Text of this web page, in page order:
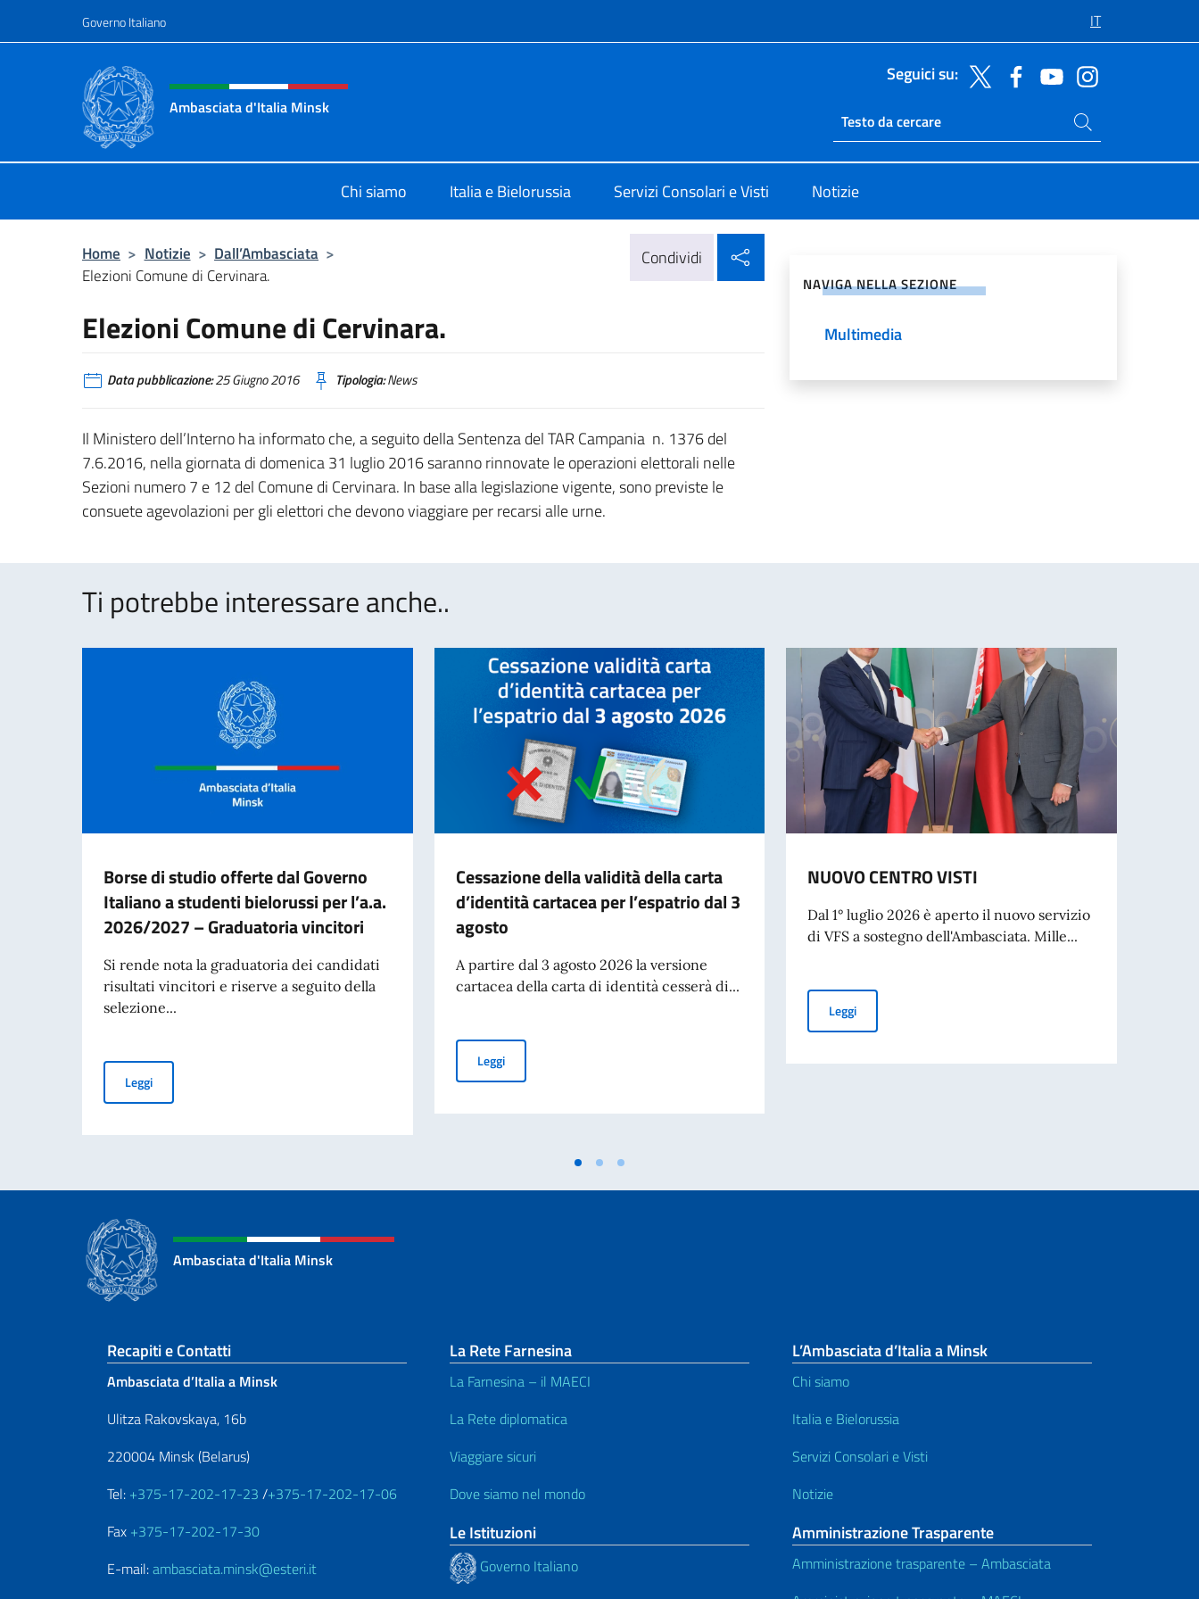
Governo Italiano IT
Intestazione sito, social e menù
Ambasciata d'Italia Minsk
Seguici su:
Ricerca sito live
Cerca nel sito
Chi siamo Italia e Bielorussia Servizi Consolari e Visti Notizie
Home > Notizie > Dall’Ambasciata >
Elezioni Comune di Cervinara.
Condividi
Elezioni Comune di Cervinara.
Data pubblicazione:25 Giugno 2016 Tipologia:News
Il Ministero dell’Interno ha informato che, a seguito della Sentenza del TAR Campania n. 1376 del
7.6.2016, nella giornata di domenica 31 luglio 2016 saranno rinnovate le operazioni elettorali nelle
Sezioni numero 7 e 12 del Comune di Cervinara. In base alla legislazione vigente, sono previste le
consuete agevolazioni per gli elettori che devono viaggiare per recarsi alle urne.
NAVIGA NELLA SEZIONE
Multimedia
Ti potrebbe interessare anche..
Borse di studio offerte dal Governo
Italiano a studenti bielorussi per l’a.a.
2026/2027 – Graduatoria vincitori
Si rende nota la graduatoria dei candidati
risultati vincitori e riserve a seguito della
selezione...
LeggiBorse di studio offerte dal Governo Italiano a studenti bielorussi per l’a.a. 2026/2027 – Graduatoria vincitori
Cessazione della validità della carta
d’identità cartacea per l’espatrio dal 3
agosto
A partire dal 3 agosto 2026 la versione
cartacea della carta di identità cesserà di...
LeggiCessazione della validità della carta d’identità cartacea per l’espatrio dal 3 agosto
NUOVO CENTRO VISTI
Dal 1° luglio 2026 è aperto il nuovo servizio
di VFS a sostegno dell'Ambasciata. Mille...
LeggiNUOVO CENTRO VISTI
Ambasciata d'Italia Minsk
Sezione footer
Recapiti e Contatti
Ambasciata d’Italia a Minsk
Ulitza Rakovskaya, 16b
220004 Minsk (Belarus)
Tel: +375-17-202-17-23 /+375-17-202-17-06
Fax +375-17-202-17-30
E-mail:ambasciata.minsk@esteri.it
La Rete Farnesina
La Farnesina – il MAECI
La Rete diplomatica
Viaggiare sicuri
Dove siamo nel mondo
Le Istituzioni
Governo Italiano
L’Ambasciata d’Italia a Minsk
Chi siamo
Italia e Bielorussia
Servizi Consolari e Visti
Notizie
Amministrazione Trasparente
Amministrazione trasparente – Ambasciata